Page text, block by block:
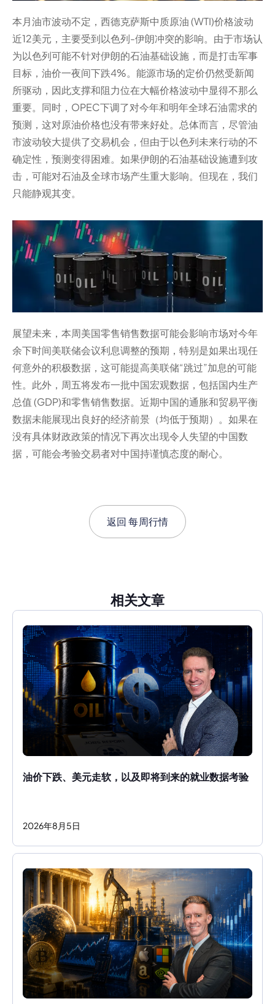
本月油市波动不定，西德克萨斯中质原油 (WTI)价格波动
近12美元，主要受到以色列-伊朗冲突的影响。由于市场认
为以色列可能不针对伊朗的石油基础设施，而是打击军事
目标，油价一夜间下跌4%。能源市场的定价仍然受新闻
所驱动，因此支撑和阻力位在大幅价格波动中显得不那么
重要。同时，OPEC下调了对今年和明年全球石油需求的
预测，这对原油价格也没有带来好处。总体而言，尽管油
市波动较大提供了交易机会，但由于以色列未来行动的不
确定性，预测变得困难。如果伊朗的石油基础设施遭到攻
击，可能对石油及全球市场产生重大影响。但现在，我们
只能静观其变。
展望未来，本周美国零售销售数据可能会影响市场对今年
余下时间美联储会议利息调整的预期，特别是如果出现任
何意外的积极数据，这可能提高美联储“跳过”加息的可能
性。此外，周五将发布一批中国宏观数据，包括国内生产
总值 (GDP)和零售销售数据。近期中国的通胀和贸易平衡
数据未能展现出良好的经济前景（均低于预期）。如果在
没有具体财政政策的情况下再次出现令人失望的中国数
据，可能会考验交易者对中国持谨慎态度的耐心。
返回每周行情
相关文章
油价下跌、美元走软，以及即将到来的就业数据考验
2026年8 月 5日